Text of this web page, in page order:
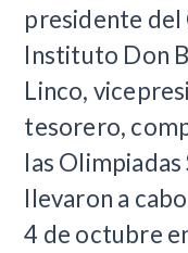
presidente del
Instituto Don
Linco,
tesorero,
las Olimpiadas
llevaron a
4 de octubre